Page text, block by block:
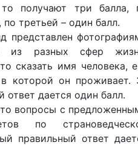
то получают три балла,
по третьей – один балл.
представлен
из разных сфер
сказать имя человека,
которой он проживает.
дается один балл.
вопросы с
по
правильный ответ